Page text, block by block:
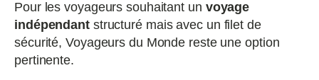
Pour les voyageurs souhaitant un voyage
indépendantstructuré mais avec un filet de
sécurité, Voyageurs du Monde reste une option
pertinente.